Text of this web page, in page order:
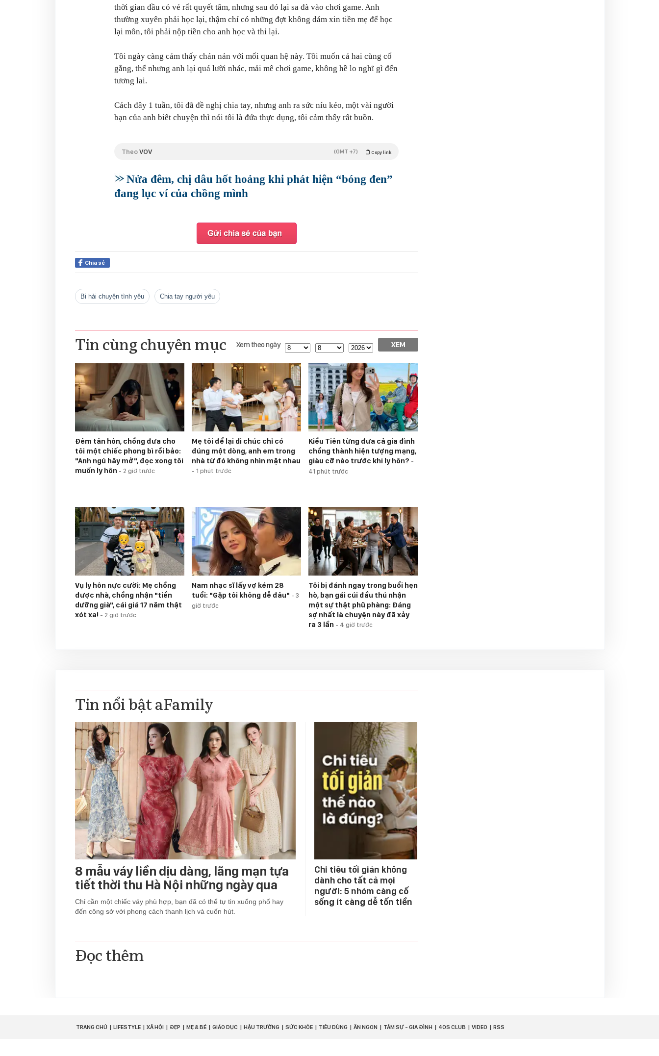
thời gian đầu có vẻ rất quyết tâm, nhưng sau đó lại sa đà vào chơi game. Anh
thường xuyên phải học lại, thậm chí có những đợt không dám xin tiền mẹ để học
lại môn, tôi phải nộp tiền cho anh học và thi lại.
Tôi ngày càng cảm thấy chán nản với mối quan hệ này. Tôi muốn cả hai cùng cố
gắng, thế nhưng anh lại quá lười nhác, mải mê chơi game, không hề lo nghĩ gì đến
tương lai.
Cách đây 1 tuần, tôi đã đề nghị chia tay, nhưng anh ra sức níu kéo, một vài người
bạn của anh biết chuyện thì nói tôi là đứa thực dụng, tôi cảm thấy rất buồn.
TheoVOV Copy link
(GMT +7)
Nửa đêm, chị dâu hốt hoảng khi phát hiện “bóng đen”
đang lục ví của chồng mình
Chia sẻ
bi hài chuyện tình yêu chia tay người yêu
Tin cùng chuyên mục Xem theo ngày XEM
Đêm tân hôn, chồng đưa cho
tôi một chiếc phong bì rồi bảo:
"Anh ngủ hãy mở", đọc xong tôi
muốn ly hôn - 2 giờ trước
Mẹ tôi để lại di chúc chỉ có
đúng một dòng, anh em trong
nhà từ đó không nhìn mặt nhau
- 1 phút trước
Kiều Tiên từng đưa cả gia đình
chồng thành hiện tượng mạng,
giàu cỡ nào trước khi ly hôn? -
41 phút trước
Vụ ly hôn nực cười: Mẹ chồng
được nhà, chồng nhận "tiền
dưỡng già", cái giá 17 năm thật
xót xa! - 2 giờ trước
Nam nhạc sĩ lấy vợ kém 28
tuổi: "Gặp tôi không dễ đâu" - 3
giờ trước
Tôi bị đánh ngay trong buổi hẹn
hò, bạn gái cúi đầu thú nhận
một sự thật phũ phàng: Đáng
sợ nhất là chuyện này đã xảy
ra 3 lần - 4 giờ trước
Tin nổi bật aFamily
8 mẫu váy liền dịu dàng, lãng mạn tựa
tiết thời thu Hà Nội những ngày qua
Chỉ cần một chiếc váy phù hợp, bạn đã có thể tự tin xuống phố hay
đến công sở với phong cách thanh lịch và cuốn hút.
Chi tiêu tối giản không
dành cho tất cả mọi
người: 5 nhóm càng cố
sống ít càng dễ tốn tiền
Đọc thêm
TRANG CHỦ LIFESTYLE XÃ HỘI ĐẸP MẸ & BÉ GIÁO DỤC HẬU TRƯỜNG SỨC KHỎE TIÊU DÙNG ĂN NGON TÂM SỰ - GIA ĐÌNH 40S CLUB VIDEO RSS